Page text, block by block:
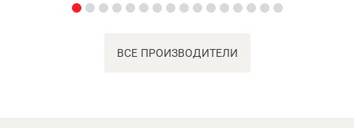
ВСЕ ПРОИЗВОДИТЕЛИ